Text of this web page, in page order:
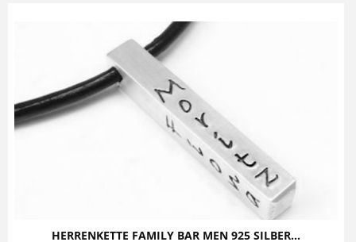
HERRENKETTE FAMILY BAR MEN 925 SILBER...